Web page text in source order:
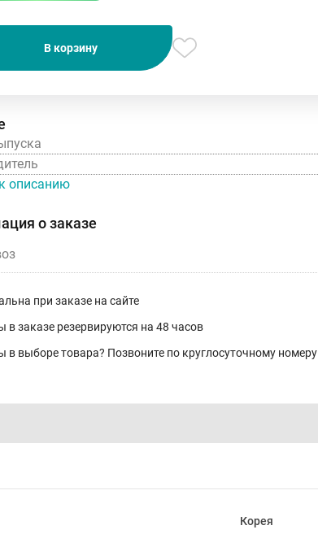
В корзину
описанию
о заказе
при заказе на сайте
в заказе резервируются на 48 часов
в выборе товара? Позвоните по круглосуточному номеру
Корея